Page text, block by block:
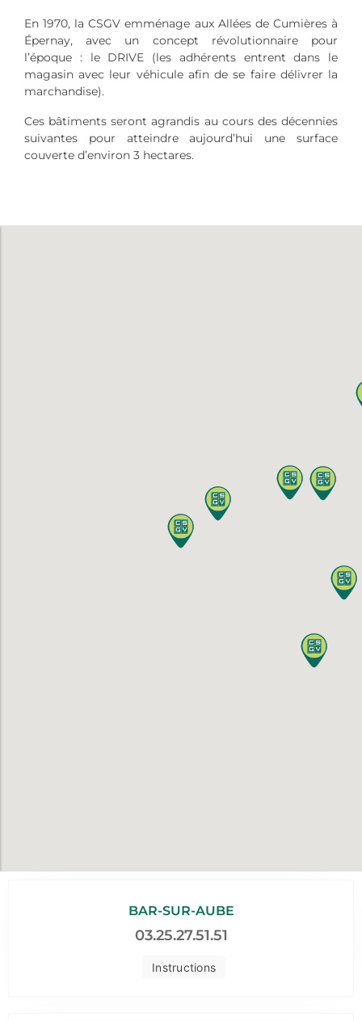
En 1970, la CSGV emménage aux Allées de Cumières à
Épernay, avec un concept révolutionnaire pour
l’époque : le DRIVE (les adhérents entrent dans le
magasin avec leur véhicule afin de se faire délivrer la
marchandise).
Ces bâtiments seront agrandis au cours des décennies
suivantes pour atteindre aujourd’hui une surface
couverte d’environ 3 hectares.
Instructions
BAR-SUR-AUBE
03.25.27.51.51